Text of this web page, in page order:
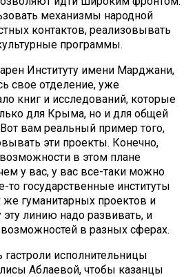
механизмы народной
контактов, реализовывать
программы.
Институту имени Марджани,
свое отделение, уже
книг и исследований, которые
для Крыма, но и для общей
Вот вам реальный пример того,
эти проекты. Конечно,
в этом плане
у вас, у вас все-таки можно
то государственные институты
же гуманитарных проектов и
линию надо развивать, и
в разных сферах.
исполнительницы
Аблаевой, чтобы казанцы